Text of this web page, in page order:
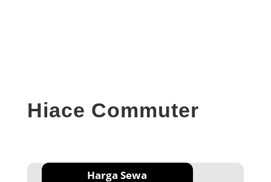
Hiace Commuter
Harga Sewa